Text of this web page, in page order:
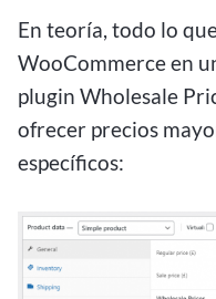
En teoría, todo lo
WooCommerce en
plugin Wholesale
ofrecer precios
específicos: